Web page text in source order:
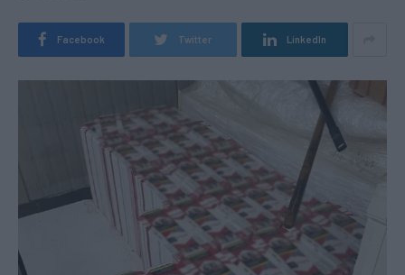
Facebook Twitter LinkedIn